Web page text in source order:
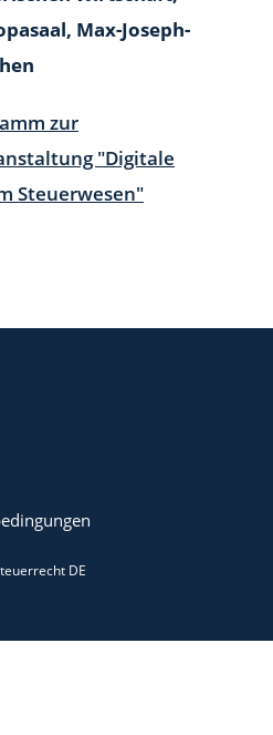
Max-Joseph-
zur
"Digitale
Steuerwesen"
DE